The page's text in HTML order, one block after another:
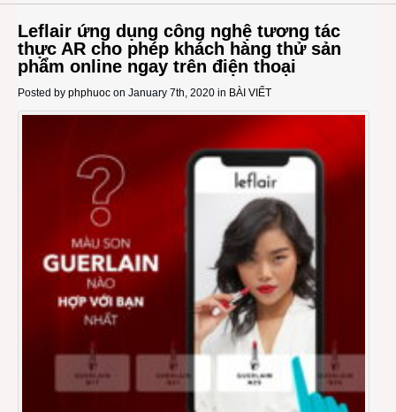
Leflair ứng dụng công nghệ tương tác
thực AR cho phép khách hàng thử sản
phẩm online ngay trên điện thoại
Posted by phphuoc on January 7th, 2020 in BÀI VIẾT